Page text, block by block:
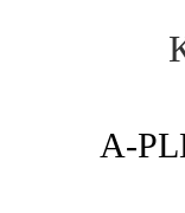
A-